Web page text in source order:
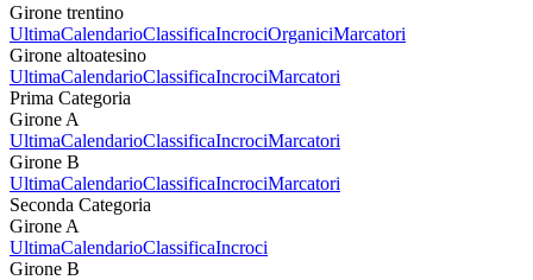
Girone trentino
UltimaCalendarioClassificaIncrociOrganiciMarcatori
Girone altoatesino
UltimaCalendarioClassificaIncrociMarcatori
Prima Categoria
Girone A
UltimaCalendarioClassificaIncrociMarcatori
Girone B
UltimaCalendarioClassificaIncrociMarcatori
Seconda Categoria
Girone A
UltimaCalendarioClassificaIncroci
Girone B